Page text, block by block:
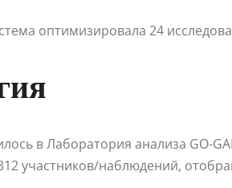
оптимизировала 24
в Лаборатория анализа GO-
участников/наблюдений,